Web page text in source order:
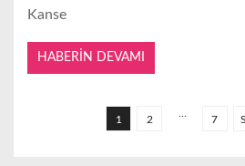
Kanse
HABERIN DEVAMI
1 2 7